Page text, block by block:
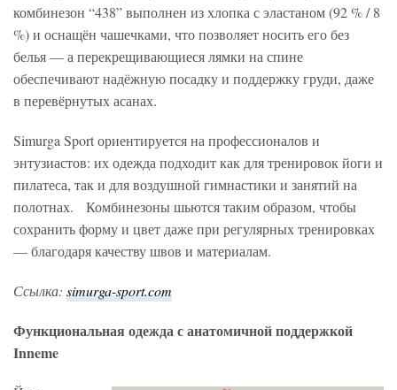
комбинезон “438” выполнен из хлопка с эластаном (92 % / 8
%) и оснащён чашечками, что позволяет носить его без
белья — а перекрещивающиеся лямки на спине
обеспечивают надёжную посадку и поддержку груди, даже
в перевёрнутых асанах.
Simurga Sport ориентируется на профессионалов и
энтузиастов: их одежда подходит как для тренировок йоги и
пилатеса, так и для воздушной гимнастики и занятий на
полотнах. Комбинезоны шьются таким образом, чтобы
сохранить форму и цвет даже при регулярных тренировках
— благодаря качеству швов и материалам.
Ссылка: simurga-sport.com
Функциональная одежда с анатомичной поддержкой
Inneme